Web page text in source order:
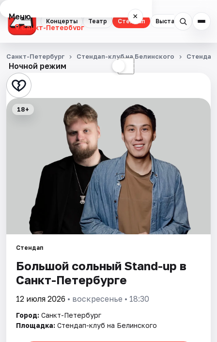
Концерты Театр Стендап Выставки
Меню ×
Санкт-Петербург
Концерты
Театр
Стендап
Экскурсии
События
Площадки
Артисты
Ночной режим ☾
Санкт-Петербург Стендап-клуб на Белинского Стендап
18+
Стендап
Большой сольный Stand-up в
Санкт-Петербурге
12 июля 2026 • воскресенье • 18:30
Город: Санкт-Петербург
Площадка: Стендап-клуб на Белинского